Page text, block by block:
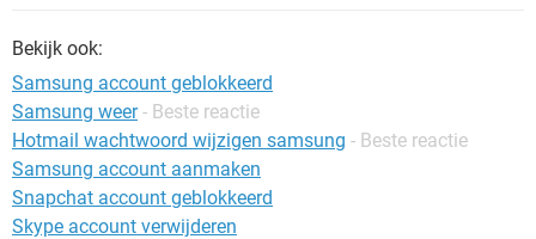
Bekijk ook:
Samsung account geblokkeerd
Samsung weer - Beste reactie
Hotmail wachtwoord wijzigen samsung - Beste reactie
Samsung account aanmaken
Snapchat account geblokkeerd
Skype account verwijderen